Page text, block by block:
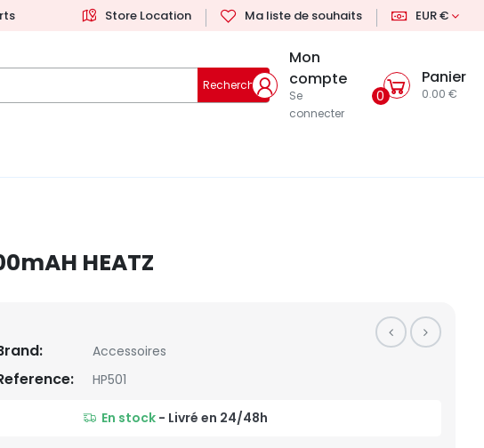
Store Location Ma liste de souhaits EUR €
Rechercher
Mon
compte
Se
connecter
0
Panier
0.00 €
HEATZ
Accessoires
HP501
En stock - Livré en 24/48h